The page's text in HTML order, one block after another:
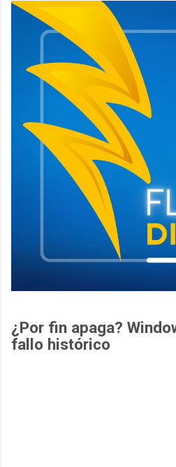
¿Por fin apaga?
fallo histórico